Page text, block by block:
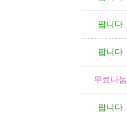
팝니다
팝니다
무료나눔
팝니다